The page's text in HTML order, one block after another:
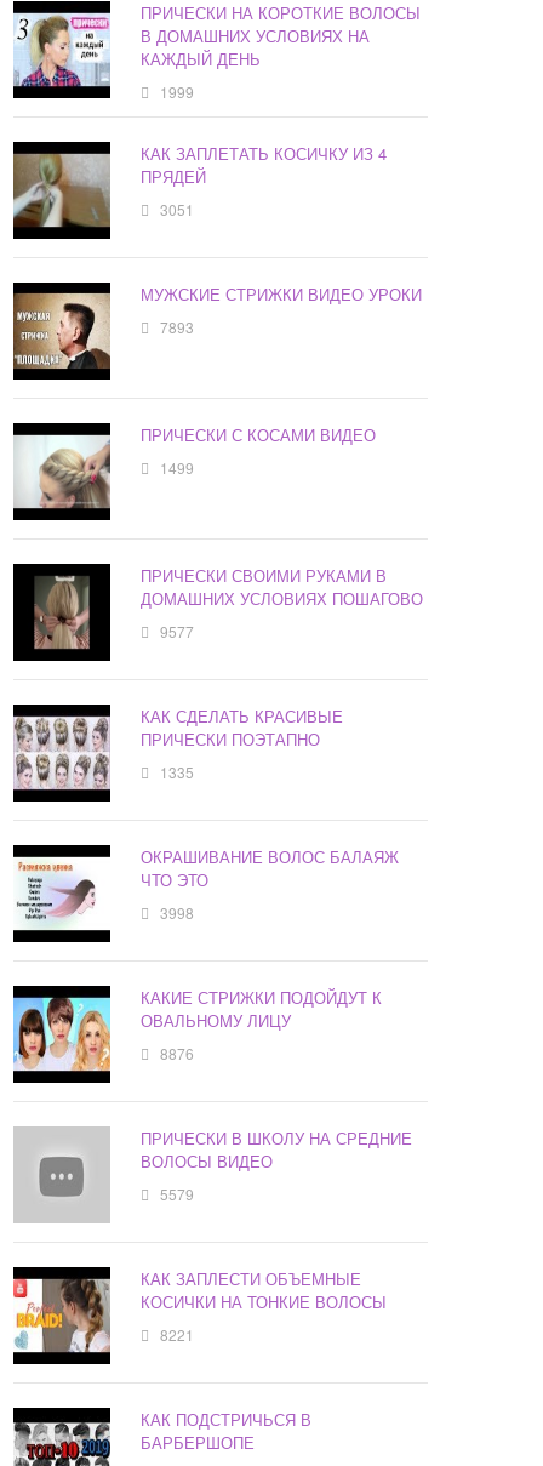
ПРИЧЕСКИ НА КОРОТКИЕ ВОЛОСЫ
В ДОМАШНИХ УСЛОВИЯХ НА
КАЖДЫЙ ДЕНЬ
1999
КАК ЗАПЛЕТАТЬ КОСИЧКУ ИЗ 4
ПРЯДЕЙ
3051
МУЖСКИЕ СТРИЖКИ ВИДЕО УРОКИ
7893
ПРИЧЕСКИ С КОСАМИ ВИДЕО
1499
ПРИЧЕСКИ СВОИМИ РУКАМИ В
ДОМАШНИХ УСЛОВИЯХ ПОШАГОВО
9577
КАК СДЕЛАТЬ КРАСИВЫЕ
ПРИЧЕСКИ ПОЭТАПНО
1335
ОКРАШИВАНИЕ ВОЛОС БАЛАЯЖ
ЧТО ЭТО
3998
КАКИЕ СТРИЖКИ ПОДОЙДУТ К
ОВАЛЬНОМУ ЛИЦУ
8876
ПРИЧЕСКИ В ШКОЛУ НА СРЕДНИЕ
ВОЛОСЫ ВИДЕО
5579
КАК ЗАПЛЕСТИ ОБЪЕМНЫЕ
КОСИЧКИ НА ТОНКИЕ ВОЛОСЫ
8221
КАК ПОДСТРИЧЬСЯ В
БАРБЕРШОПЕ